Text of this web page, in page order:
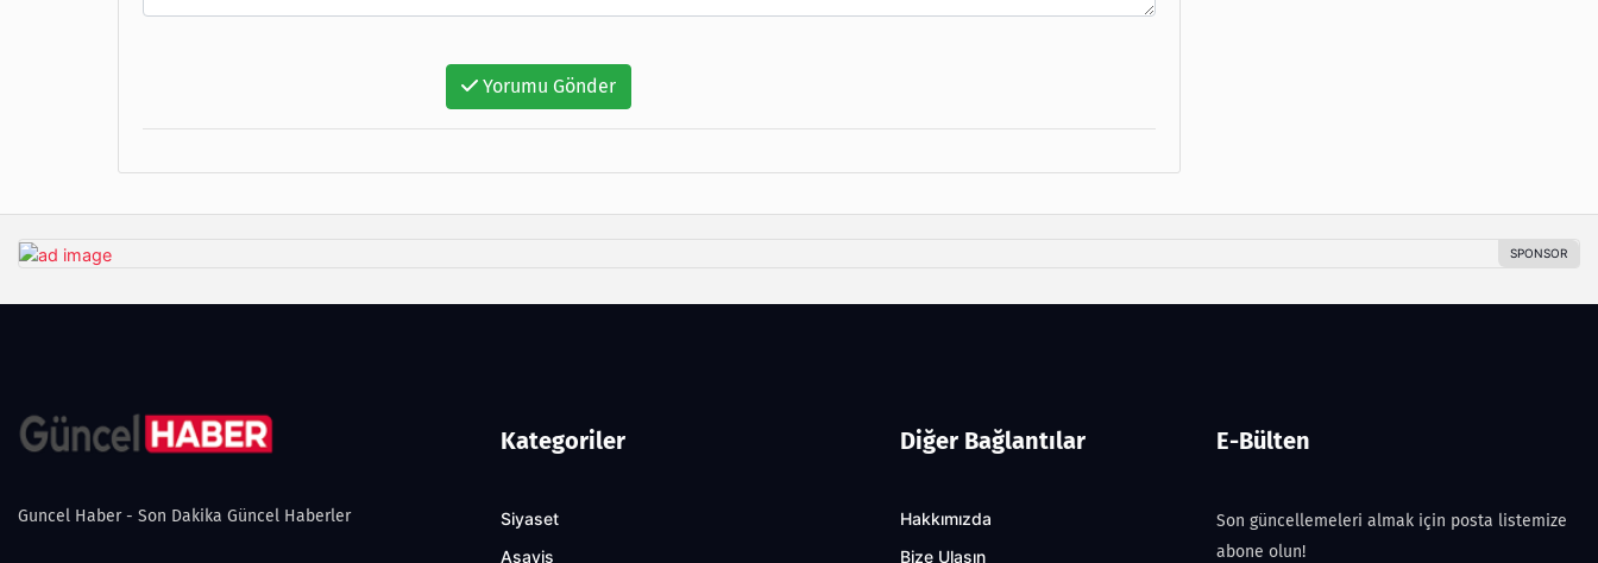
Yorumu Gönder
Guncel Haber - Son Dakika Güncel Haberler
Kategoriler
Siyaset
Asayiş
Diğer Bağlantılar
Hakkımızda
Bize Ulaşın
E-Bülten
Son güncellemeleri almak için posta listemize
abone olun!